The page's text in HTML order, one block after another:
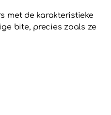
met de karakteristieke
bite, precies zoals ze